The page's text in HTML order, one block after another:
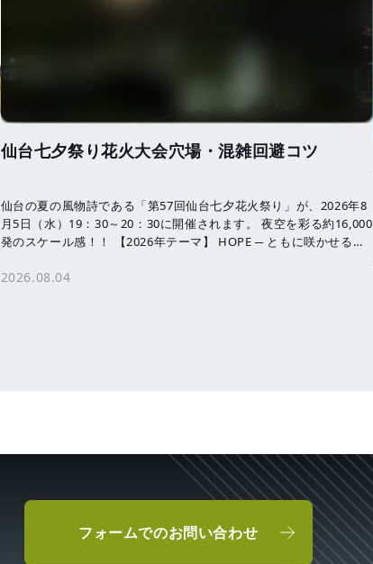
仙台七夕祭り花火大会穴場・混雑回避コツ
仙台の夏の風物詩である「第57回仙台七夕花火祭り」が、2026年8
月5日（水）19：30～20：30に開催されます。 夜空を彩る約16,000
発のスケール感！！ 【2026年テーマ】 HOPE ─ ともに咲かせる、
2026.08.04
フォームでのお問い合わせ